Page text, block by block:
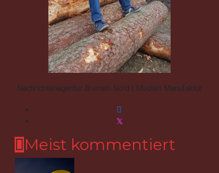
Nachrichtenagentur Bremen Nord | Medien Manufaktur
Meist kommentiert